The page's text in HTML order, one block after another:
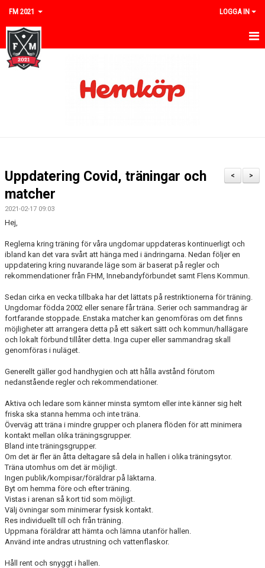
FM 2021 LOGGA IN
HEM
BAKLUCKELOPPIS
BILDER/DOKUMENT
LÄNKAR
BLI STÖDMEDLEM I FM21!
>
<
Uppdatering Covid, träningar och
matcher
2021-02-17 09:03
Hej,
Reglerna kring träning för våra ungdomar uppdateras kontinuerligt och
ibland kan det vara svårt att hänga med i ändringarna. Nedan följer en
uppdatering kring nuvarande läge som är baserat på regler och
rekommendationer från FHM, Innebandyförbundet samt Flens Kommun.
Sedan cirka en vecka tillbaka har det lättats på restriktionerna för träning.
Ungdomar födda 2002 eller senare får träna. Serier och sammandrag är
fortfarande stoppade. Enstaka matcher kan genomföras om det finns
möjligheter att arrangera detta på ett säkert sätt och kommun/hallägare
och lokalt förbund tillåter detta. Inga cuper eller sammandrag skall
genomföras i nuläget.
Generellt gäller god handhygien och att hålla avstånd förutom
nedanstående regler och rekommendationer.
Aktiva och ledare som känner minsta symtom eller inte känner sig helt
friska ska stanna hemma och inte träna.
Överväg att träna i mindre grupper och planera flöden för att minimera
kontakt mellan olika träningsgrupper.
Bland inte träningsgrupper.
Om det är fler än åtta deltagare så dela in hallen i olika träningsytor.
Träna utomhus om det är möjligt.
Ingen publik/kompisar/föräldrar på läktarna.
Byt om hemma före och efter träning.
Vistas i arenan så kort tid som möjligt.
Välj övningar som minimerar fysisk kontakt.
Res individuellt till och från träning.
Uppmana föräldrar att hämta och lämna utanför hallen.
Använd inte andras utrustning och vattenflaskor.
Håll rent och snyggt i hallen.